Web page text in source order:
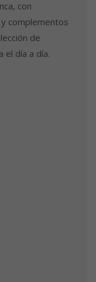
con
complementos
de
día a día.